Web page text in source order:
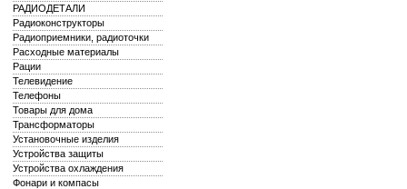
РАДИОДЕТАЛИ
Радиоконструкторы
Радиоприемники, радиоточки
Расходные материалы
Рации
Телевидение
Телефоны
Товары для дома
Трансформаторы
Установочные изделия
Устройства защиты
Устройства охлаждения
Фонари и компасы